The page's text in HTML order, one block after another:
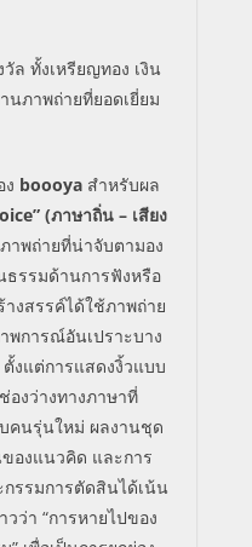
ล ทั้งเหรียญทอง เงิน
นภาพถ่ายที่ยอดเยี่ยม
boooya สำหรับผล
(ภาษาถิ่น – เสียง
าพถ่ายที่น่าจับตามอง
รรมด้านการฟังหรือ
งสรรค์ได้ใช้ภาพถ่าย
พการณ์อันเปราะบาง
งแต่การแสดงงิ้วแบบ
องว่างทางภาษาที่
คนรุ่นใหม่ ผลงานชุด
องแนวคิด และการ
รรมการตัดสินได้เน้น
วว่า “การหายไปของ